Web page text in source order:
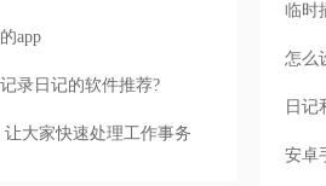
app
录日记的软件推荐?
大家快速处理工作事务
怎么